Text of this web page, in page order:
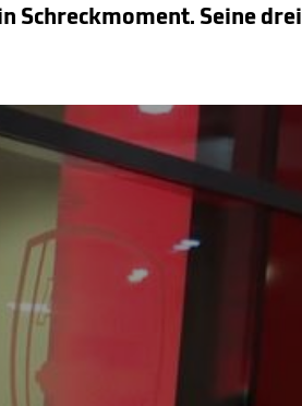
Schreckmoment. Seine drei